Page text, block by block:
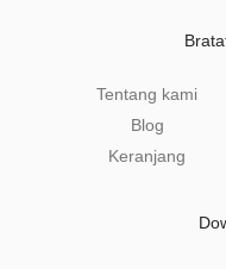
Tentang kami
Blog
Keranjang